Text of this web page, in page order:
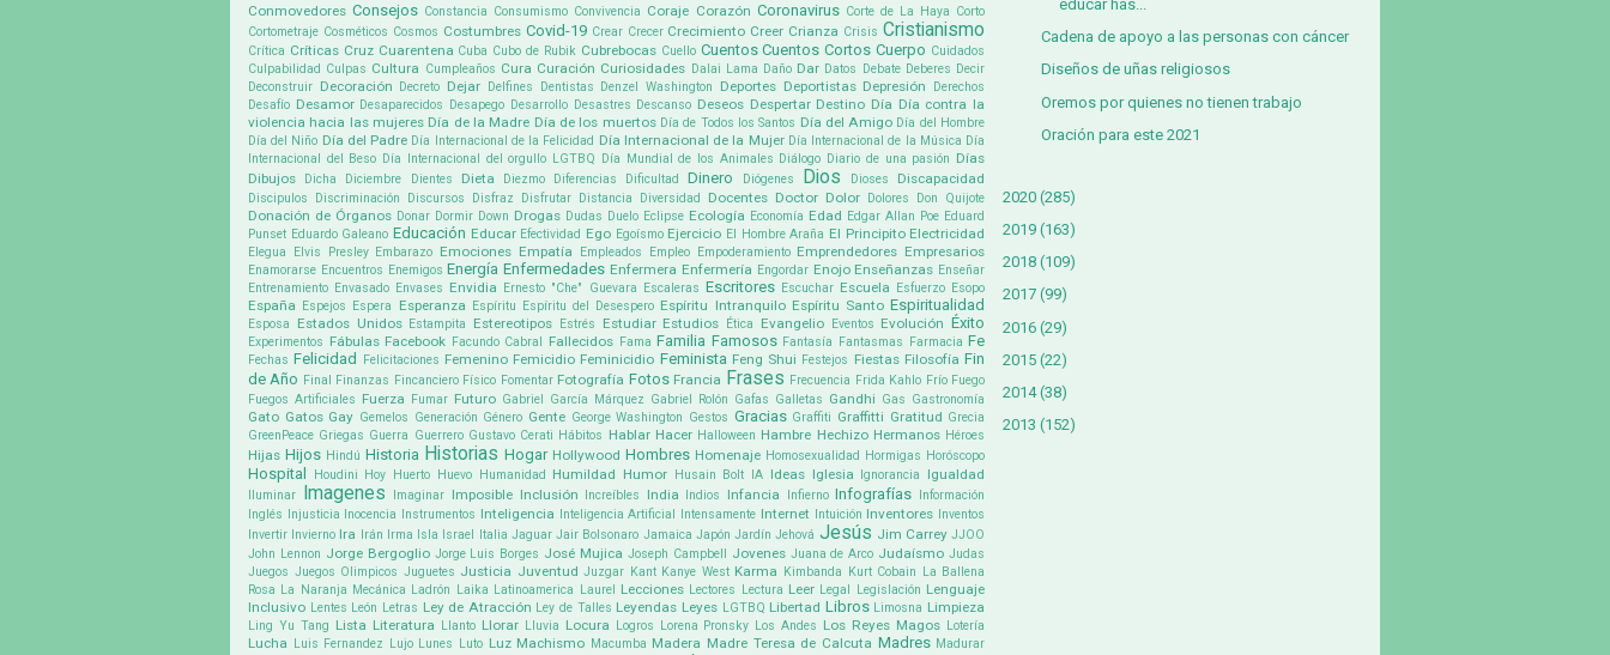
Conmovedores Consejos Constancia Consumismo Convivencia Coraje Corazón Coronavirus Corte de La Haya Corto
Cortometraje Cosméticos Cosmos Costumbres Covid-19 Crear Crecer Crecimiento Creer Crianza Crisis Cristianismo
Crítica Críticas Cruz Cuarentena Cuba Cubo de Rubik Cubrebocas Cuello Cuentos Cuentos Cortos Cuerpo Cuidados
Culpabilidad Culpas Cultura Cumpleaños Cura Curación Curiosidades Dalai Lama Daño Dar Datos Debate Deberes Decir
Deconstruir Decoración Decreto Dejar Delfines Dentistas Denzel Washington Deportes Deportistas Depresión
Derechos
Desafío Desamor Desaparecidos Desapego Desarrollo Desastres Descanso Deseos Despertar Destino Día Día contra la
violencia hacia las mujeres Día de la Madre Día de los muertos Día de Todos los Santos Día del Amigo Día del Hombre
Día del Niño Día del Padre Día Internacional de la Felicidad Día Internacional de la Mujer Día Internacional de la Música Día
Internacional del Beso Día Internacional del orgullo LGTBQ Día Mundial de los Animales Diálogo Diario de una pasión Días
Dibujos
Dicha Diciembre Dientes Dieta Diezmo Diferencias Dificultad Dinero Diógenes Dios Dioses Discapacidad
Discipulos Discriminación Discursos Disfraz Disfrutar Distancia Diversidad Docentes Doctor Dolor Dolores Don Quijote
Donación de Órganos Donar Dormir Down Drogas Dudas Duelo Eclipse Ecología Economía Edad Edgar Allan Poe Eduard
Punset Eduardo Galeano Educación Educar Efectividad Ego Egoísmo Ejercicio El Hombre Araña El Principito Electricidad
Elegua Elvis Presley Embarazo Emociones Empatía Empleados Empleo Empoderamiento Emprendedores Empresarios
Enamorarse Encuentros Enemigos Energía Enfermedades Enfermera Enfermería Engordar Enojo Enseñanzas Enseñar
Entrenamiento Envasado Envases Envidia Ernesto "Che" Guevara Escaleras Escritores Escuchar Escuela Esfuerzo Esopo
España Espejos Espera Esperanza Espíritu Espíritu del Desespero Espíritu Intranquilo Espíritu Santo Espiritualidad
Esposa Estados Unidos Estampita Estereotipos Estrés Estudiar Estudios Ética Evangelio Eventos Evolución Éxito
Experimentos Fábulas Facebook Facundo Cabral Fallecidos Fama Familia Famosos Fantasía Fantasmas Farmacia Fe
Fechas Felicidad Felicitaciones Femenino Femicidio Feminicidio Feminista Feng Shui Festejos Fiestas Filosofía Fin
de Año Final Finanzas Fincanciero Físico Fomentar Fotografía Fotos Francia Frases Frecuencia Frida Kahlo Frío Fuego
Fuegos Artificiales Fuerza Fumar Futuro Gabriel García Márquez Gabriel Rolón Gafas Galletas Gandhi Gas Gastronomía
Gato Gatos Gay Gemelos Generación Género Gente George Washington Gestos Gracias Graffiti Graffitti Gratitud Grecia
GreenPeace Griegas Guerra Guerrero Gustavo Cerati Hábitos Hablar Hacer Halloween Hambre Hechizo Hermanos Héroes
Hijas Hijos Hindú Historia Historias Hogar Hollywood Hombres Homenaje Homosexualidad Hormigas Horóscopo
Hospital Houdini Hoy Huerto Huevo Humanidad Humildad Humor Husain Bolt IA Ideas Iglesia Ignorancia Igualdad
Iluminar Imagenes Imaginar Imposible Inclusión Increíbles India Indios Infancia Infierno Infografías
Información
Inglés
Injusticia Inocencia Instrumentos Inteligencia Inteligencia Artificial Intensamente Internet Intuición Inventores
Inventos
Invertir Invierno Ira Irán Irma Isla Israel Italia Jaguar Jair Bolsonaro Jamaica Japón Jardín Jehová Jesús Jim Carrey JJOO
John Lennon Jorge Bergoglio Jorge Luis Borges José Mujica Joseph Campbell Jovenes Juana de Arco Judaísmo Judas
Juegos Juegos Olimpicos Juguetes Justicia Juventud Juzgar Kant Kanye West Karma Kimbanda Kurt Cobain
La Ballena
Rosa La Naranja Mecánica Ladrón Laika Latinoamerica Laurel Lecciones Lectores Lectura Leer Legal Legislación Lenguaje
Inclusivo Lentes León Letras Ley de Atracción Ley de Talles Leyendas Leyes LGTBQ Libertad Libros Limosna Limpieza
Ling Yu Tang Lista Literatura Llanto Llorar Lluvia Locura Logros Lorena Pronsky Los Andes Los Reyes Magos Lotería
Lucha Luis Fernandez Lujo Lunes Luto Luz Machismo Macumba Madera Madre Teresa de Calcuta Madres Madurar
educar has...
Cadena de apoyo a las personas con cáncer
Diseños de uñas religiosos
Oremos por quienes no tienen trabajo
Oración para este 2021
2020 (285)
2019 (163)
2018 (109)
2017 (99)
2016 (29)
2015 (22)
2014 (38)
2013 (152)